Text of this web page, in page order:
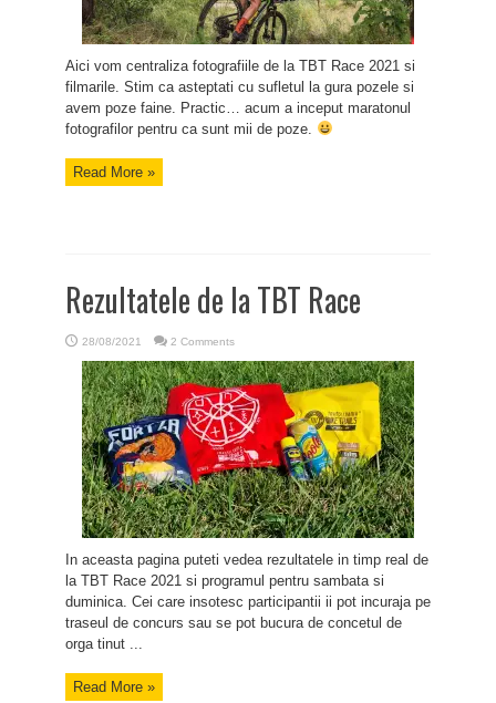
Aici vom centraliza fotografiile de la TBT Race 2021 si
filmarile. Stim ca asteptati cu sufletul la gura pozele si
avem poze faine. Practic… acum a inceput maratonul
fotografilor pentru ca sunt mii de poze.
Read More »
Rezultatele de la TBT Race
28/08/2021 2 Comments
In aceasta pagina puteti vedea rezultatele in timp real de
la TBT Race 2021 si programul pentru sambata si
duminica. Cei care insotesc participantii ii pot incuraja pe
traseul de concurs sau se pot bucura de concetul de
orga tinut ...
Read More »